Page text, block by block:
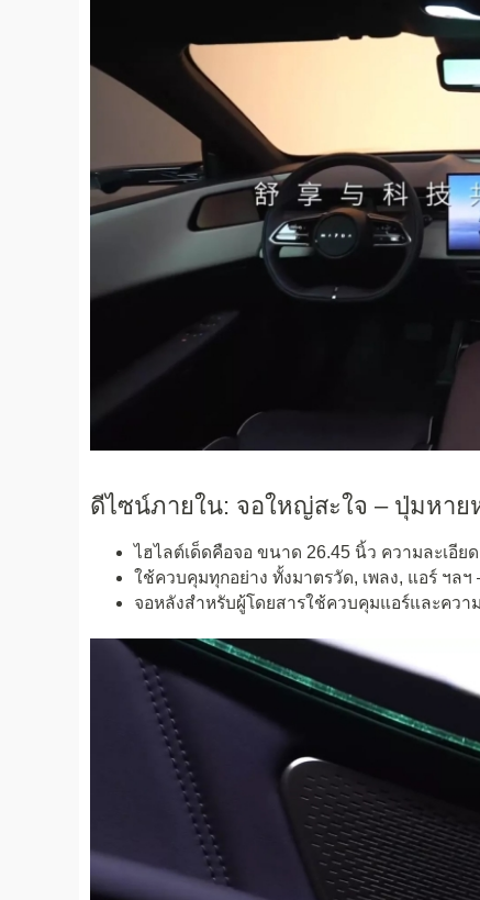
ดีไซน์ภายใน: จอใหญ่สะใจ – ปุ่มหาย
ไฮไลต์เด็ดคือจอ ขนาด 26.45 นิ้ว ความละเอีย
ใช้ควบคุมทุกอย่าง ทั้งมาตรวัด, เพลง, แอร์ ฯลฯ
จอหลังสำหรับผู้โดยสารใช้ควบคุมแอร์และควา